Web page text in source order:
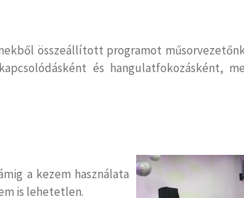
összeállított programot
és hangulatfokozásként,
a kezem használata
is lehetetlen.